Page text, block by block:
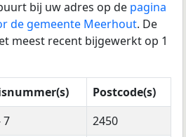
bij uw adres op de pagina
de gemeente Meerhout. De
meest recent bijgewerkt op 1
Postcode(s)
7
2450